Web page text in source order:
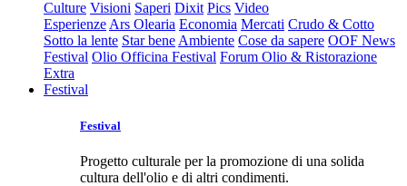
Culture Visioni Saperi Dixit Pics Video
Esperienze Ars Olearia Economia Mercati Crudo & Cotto
Sotto la lente Star bene Ambiente Cose da sapere OOF News
Festival Olio Officina Festival Forum Olio & Ristorazione
Extra
Festival
Festival
Progetto culturale per la promozione di una solida
cultura dell'olio e di altri condimenti.